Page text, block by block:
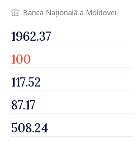
Banca Națională a Moldovei